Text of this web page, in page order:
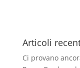
Articoli
Ci provano